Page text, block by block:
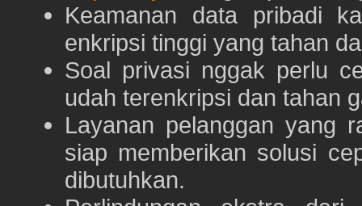
Keamanan data pribadi
enkripsi tinggi yang tahan
Soal privasi nggak perlu
udah terenkripsi dan tahan
Layanan pelanggan yang
siap memberikan solusi
dibutuhkan.